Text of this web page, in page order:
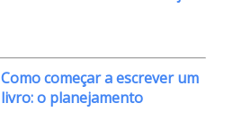
Como começar a escrever um
livro: o planejamento